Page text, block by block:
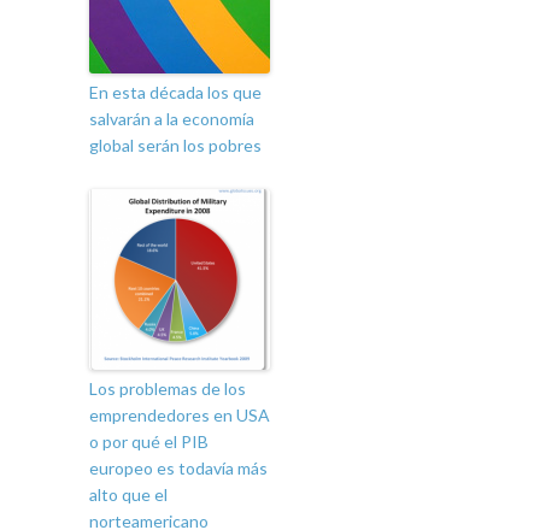
En esta década los que
salvarán a la economía
global serán los pobres
Los problemas de los
emprendedores en USA
o por qué el PIB
europeo es todavía más
alto que el
norteamericano